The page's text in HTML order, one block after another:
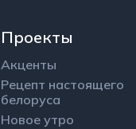
Проекты
Акценты
Рецепт настоящего
белоруса
Новое утро